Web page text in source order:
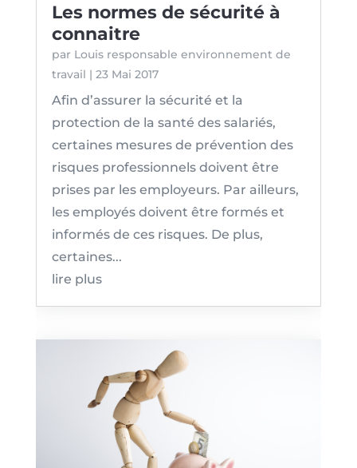
Les normes de sécurité à
connaitre
par Louis responsable environnement de
travail | 23 Mai 2017
Afin d’assurer la sécurité et la
protection de la santé des salariés,
certaines mesures de prévention des
risques professionnels doivent être
prises par les employeurs. Par ailleurs,
les employés doivent être formés et
informés de ces risques. De plus,
certaines...
lire plus